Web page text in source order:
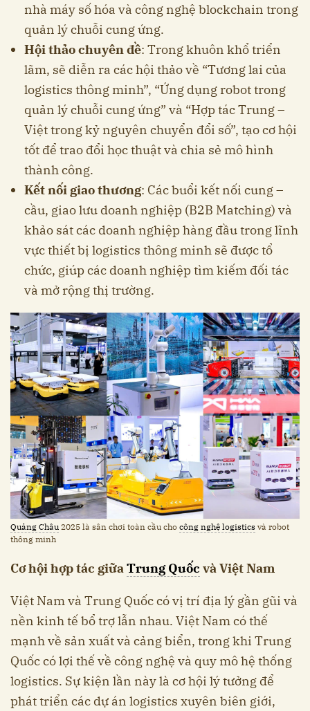
nhà máy số hóa và công nghệ blockchain trong
quản lý chuỗi cung ứng.
Hội thảo chuyên đề: Trong khuôn khổ triển
lãm, sẽ diễn ra các hội thảo về “Tương lai của
logistics thông minh”, “Ứng dụng robot trong
quản lý chuỗi cung ứng” và “Hợp tác Trung –
Việt trong kỷ nguyên chuyển đổi số”, tạo cơ hội
tốt để trao đổi học thuật và chia sẻ mô hình
thành công.
Kết nối giao thương: Các buổi kết nối cung –
cầu, giao lưu doanh nghiệp (B2B Matching) và
khảo sát các doanh nghiệp hàng đầu trong lĩnh
vực thiết bị logistics thông minh sẽ được tổ
chức, giúp các doanh nghiệp tìm kiếm đối tác
và mở rộng thị trường.
Quảng Châu 2025 là sân chơi toàn cầu cho công nghệ logistics và robot
thông minh
Cơ hội hợp tác giữaTrung Quốc và Việt Nam
Việt Nam và Trung Quốc có vị trí địa lý gần gũi và
nền kinh tế bổ trợ lẫn nhau. Việt Nam có thế
mạnh về sản xuất và cảng biển, trong khi Trung
Quốc có lợi thế về công nghệ và quy mô hệ thống
logistics. Sự kiện lần này là cơ hội lý tưởng để
phát triển các dự án logistics xuyên biên giới,